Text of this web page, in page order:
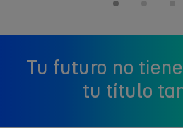
Tu futuro no
tu título